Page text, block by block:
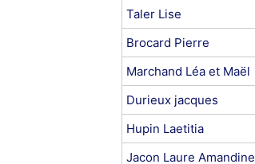
Taler Lise
Brocard Pierre
Marchand Léa et Maël
Durieux jacques
Hupin Laetitia
Jacon Laure Amandine